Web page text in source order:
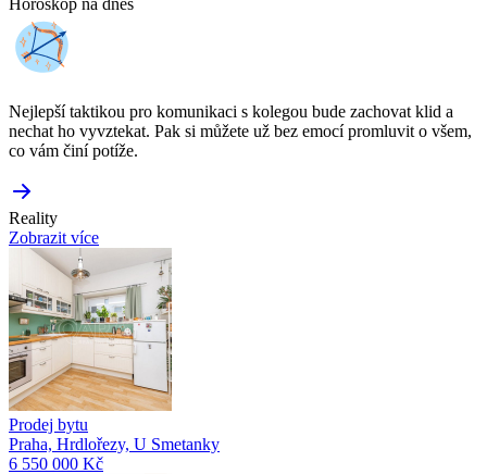
Nejlepší taktikou pro komunikaci s kolegou bude zachovat klid a
nechat ho vyvztekat. Pak si můžete už bez emocí promluvit o všem,
co vám činí potíže.
Reality
Zobrazit více
Prodej bytu
Praha, Hrdlořezy, U Smetanky
6 550 000 Kč